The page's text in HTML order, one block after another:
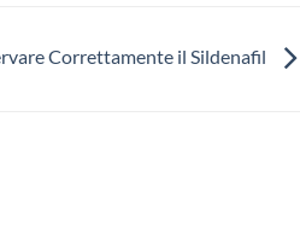
Correttamente il Sildenafil